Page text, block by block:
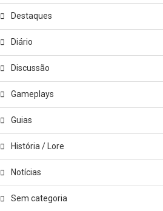
Destaques
Diário
Discussão
Gameplays
Guias
História / Lore
Notícias
Sem categoria